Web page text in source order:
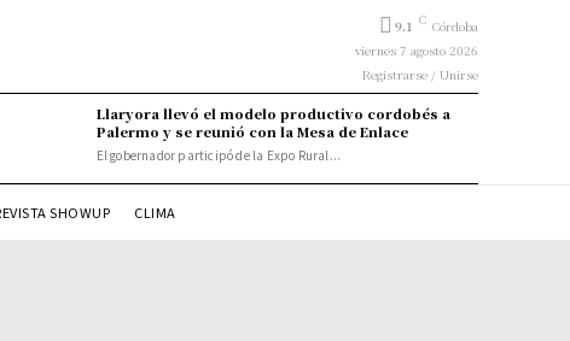
9.1 C Córdoba
viernes 7 agosto 2026
Registrarse / Unirse
Llaryora llevó el modelo productivo cordobés a
Palermo y se reunió con la Mesa de Enlace
El gobernador participó de la Expo Rural...
SHOWUP CLIMA